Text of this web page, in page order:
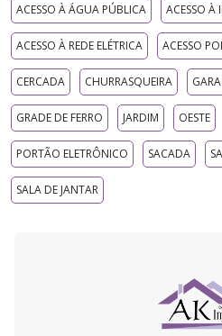
ACESSO À ÁGUA PÚBLICA ACESSO À
ACESSO À REDE ELÉTRICA ACESSO
CERCADA CHURRASQUEIRA
GRADE DE FERRO JARDIM OESTE
PORTÃO ELETRÔNICO SACADA
SALA DE JANTAR